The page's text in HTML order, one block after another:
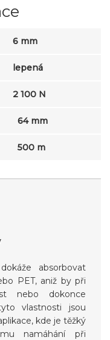
6 mm
lepená
2 100 N
64 mm
500 m
absorbovat
PET, aniž by při
nebo dokonce
vlastnosti jsou
kde je těžký
namáhání při